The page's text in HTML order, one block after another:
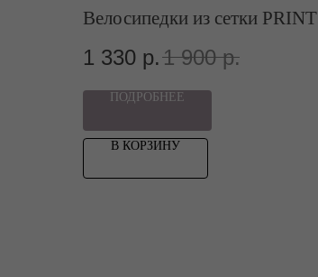
Велосипедки из сетки PRINT
1 330 р.1 900 р.
ПОДРОБНЕЕ
В КОРЗИНУ